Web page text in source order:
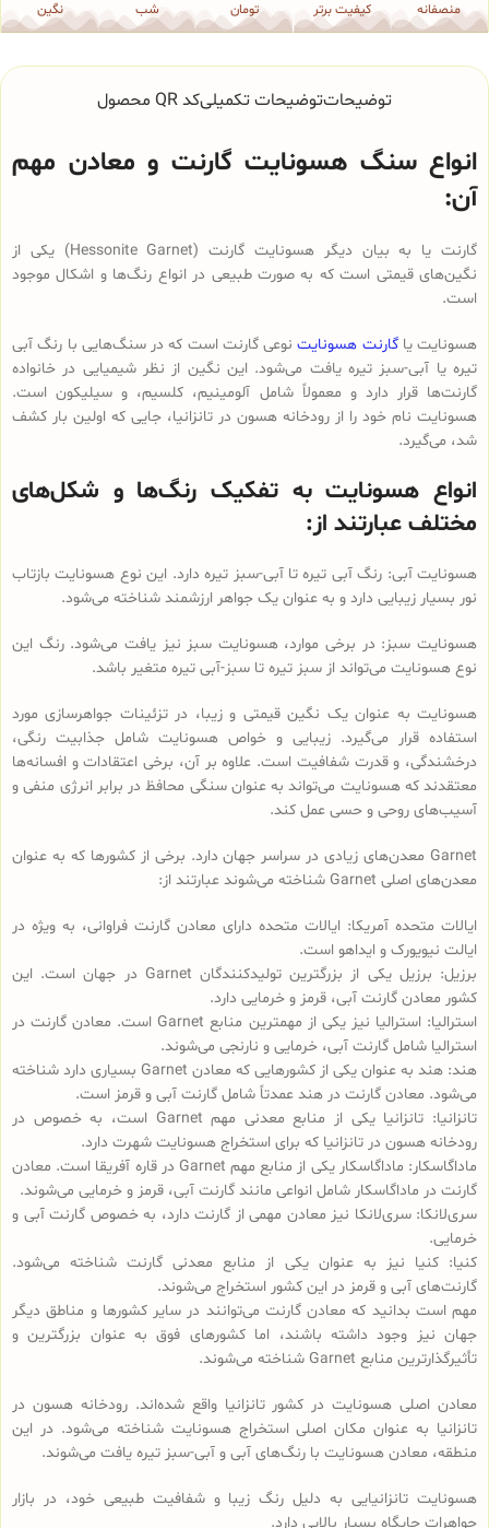
منصفانه
کیفیت برتر
تومان
شب
نگین
توضیحاتتوضیحات تکمیلیکد QR محصول
انواع سنگ هسونایت گارنت و معادن مهم
آن:
گارنت یا به بیان دیگر هسونایت گارنت (Hessonite Garnet) یکی از
نگین‌های قیمتی است که به صورت طبیعی در انواع رنگ‌ها و اشکال موجود
است.
هسونایت یاگارنت هسونایتنوعی گارنت است که در سنگ‌هایی با رنگ آبی
تیره یا آبی-سبز تیره یافت می‌شود. این نگین از نظر شیمیایی در خانواده
گارنت‌ها قرار دارد و معمولاً شامل آلومینیم، کلسیم، و سیلیکون است.
هسونایت نام خود را از رودخانه هسون در تانزانیا، جایی که اولین بار کشف
شد، می‌گیرد.
انواع هسونایت به تفکیک رنگ‌ها و شکل‌های
مختلف عبارتند از:
هسونایت آبی: رنگ آبی تیره تا آبی-سبز تیره دارد. این نوع هسونایت بازتاب
نور بسیار زیبایی دارد و به عنوان یک جواهر ارزشمند شناخته می‌شود.
هسونایت سبز: در برخی موارد، هسونایت سبز نیز یافت می‌شود. رنگ این
نوع هسونایت می‌تواند از سبز تیره تا سبز-آبی تیره متغیر باشد.
هسونایت به عنوان یک نگین قیمتی و زیبا، در تزئینات جواهرسازی مورد
استفاده قرار می‌گیرد. زیبایی و خواص هسونایت شامل جذابیت رنگی،
درخشندگی، و قدرت شفافیت است. علاوه بر آن، برخی اعتقادات و افسانه‌ها
معتقدند که هسونایت می‌تواند به عنوان سنگی محافظ در برابر انرژی منفی و
آسیب‌های روحی و حسی عمل کند.
Garnet معدن‌های زیادی در سراسر جهان دارد. برخی از کشورها که به عنوان
معدن‌های اصلی Garnet شناخته می‌شوند عبارتند از:
ایالات متحده آمریکا: ایالات متحده دارای معادن گارنت فراوانی، به ویژه در
ایالت نیویورک و ایداهو است.
برزیل: برزیل یکی از بزرگترین تولیدکنندگان Garnet در جهان است. این
کشور معادن گارنت آبی، قرمز و خرمایی دارد.
استرالیا: استرالیا نیز یکی از مهمترین منابع Garnet است. معادن گارنت در
استرالیا شامل گارنت آبی، خرمایی و نارنجی می‌شوند.
هند: هند به عنوان یکی از کشورهایی که معادن‌ Garnet بسیاری دارد شناخته
می‌شود. معادن‌ گارنت در هند عمدتاً شامل گارنت آبی و قرمز است.
تانزانیا: تانزانیا یکی از منابع معدنی مهم Garnet است، به خصوص در
رودخانه هسون در تانزانیا که برای استخراج هسونایت شهرت دارد.
ماداگاسکار: ماداگاسکار یکی از منابع مهم Garnet در قاره آفریقا است. معادن
گارنت در ماداگاسکار شامل انواعی مانند گارنت آبی، قرمز و خرمایی می‌شوند.
سری‌لانکا: سری‌لانکا نیز معادن‌ مهمی از گارنت دارد، به خصوص گارنت آبی و
خرمایی.
کنیا: کنیا نیز به عنوان یکی از منابع معدنی گارنت شناخته می‌شود.
گارنت‌های آبی و قرمز در این کشور استخراج می‌شوند.
مهم است بدانید که معادن گارنت می‌توانند در سایر کشورها و مناطق دیگر
جهان نیز وجود داشته باشند، اما کشورهای فوق به عنوان بزرگترین و
تأثیرگذارترین منابع Garnet شناخته می‌شوند.
معادن اصلی هسونایت در کشور تانزانیا واقع شده‌اند. رودخانه هسون در
تانزانیا به عنوان مکان اصلی استخراج هسونایت شناخته می‌شود. در این
منطقه، معادن هسونایت با رنگ‌های آبی و آبی-سبز تیره یافت می‌شوند.
هسونایت تانزانیایی به دلیل رنگ زیبا و شفافیت طبیعی خود، در بازار
جواهرات جایگاه بسیار بالایی دارد.